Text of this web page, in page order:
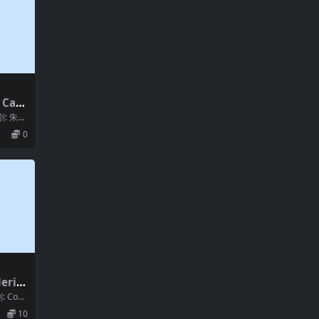
: 朱莉
V...
0
Cons
10